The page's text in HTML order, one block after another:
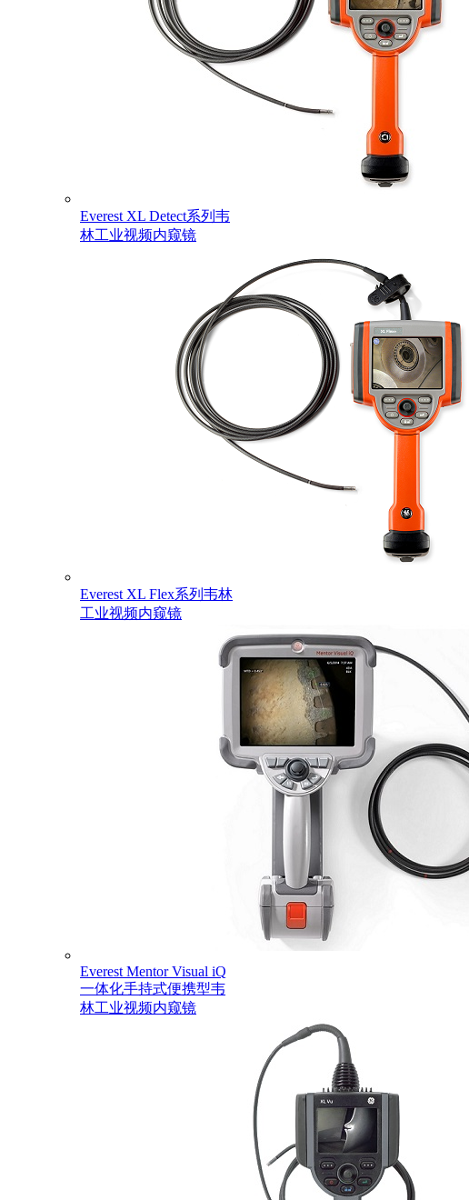
Everest XL Detect系列韦
林工业视频内窥镜
Everest XL Flex系列韦林
工业视频内窥镜
Everest Mentor Visual iQ
一体化手持式便携型韦
林工业视频内窥镜